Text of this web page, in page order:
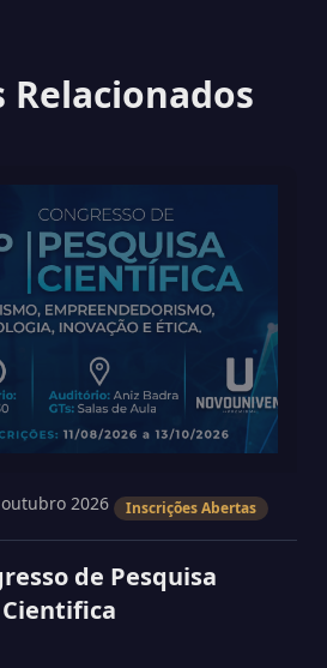
Relacionados
2026 Inscrições Abertas
de Pesquisa
Cientifica